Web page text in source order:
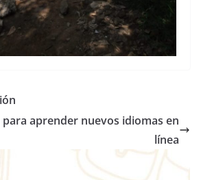
para aprender nuevos idiomas en
línea